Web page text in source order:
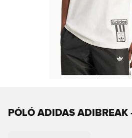
PÓLÓ ADIDAS ADIBREAK